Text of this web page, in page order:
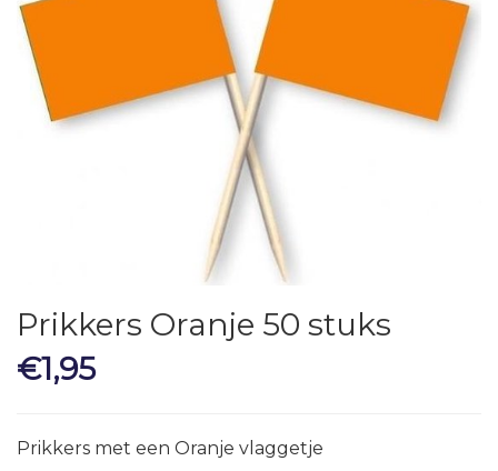
Prikkers Oranje 50 stuks
€1,95
Prikkers met een Oranje vlaggetje